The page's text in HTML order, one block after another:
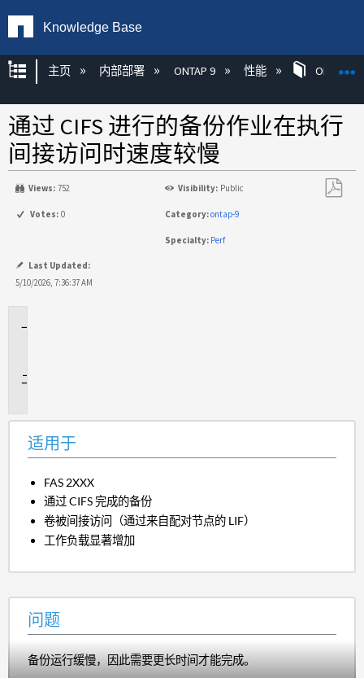
Knowledge Base
扩展/隐缩全局层次
主页 内部部署 ONTAP 9 性能 ONTAP
通过 CIFS 进行的备份作业在执行
间接访问时速度较慢
Views: 752 Visibility: Public
Votes: 0 Category:ontap-9
Specialty: Perf
Last Updated:
5/10/2026, 7:36:37 AM
适用于
FAS 2XXX
通过 CIFS 完成的备份
卷被间接访问（通过来自配对节点的 LIF）
工作负载显著增加
问题
备份运行缓慢，因此需要更长时间才能完成。